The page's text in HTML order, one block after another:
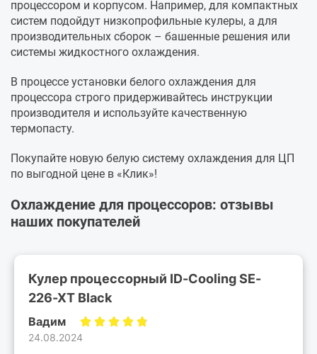
процессором и корпусом. Например, для компактных
систем подойдут низкопрофильные кулеры, а для
производительных сборок – башенные решения или
системы жидкостного охлаждения.
В процессе установки белого охлаждения для
процессора строго придерживайтесь инструкции
производителя и используйте качественную
термопасту.
Покупайте новую белую систему охлаждения для ЦП
по выгодной цене в «Клик»!
Охлаждение для процессоров: отзывы
наших покупателей
Кулер процессорный ID-Cooling SE-
226-XT Black
Вадим
24.08.2024